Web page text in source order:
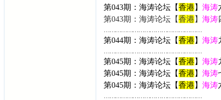
第043期：海涛论坛【香港 】 海涛
第043期：海涛论坛【香港 】 海涛
……………………………………………
第044期：海涛论坛【香港 】 海涛
……………………………………………
第045期：海涛论坛【香港 】 海涛
第045期：海涛论坛【香港 】 海涛
第045期：海涛论坛【香港 】 海涛
……………………………………………